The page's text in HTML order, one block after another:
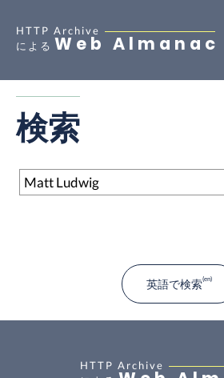
HTTP Archive
による Web Almanac
検索
検索
英語で検索
HTTP Archive